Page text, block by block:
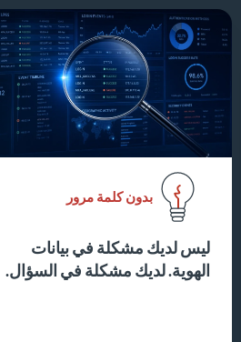
بدون كلمة مرور
ليس لديك مشكلة في بيانات
الهوية. لديك مشكلة في السؤال.